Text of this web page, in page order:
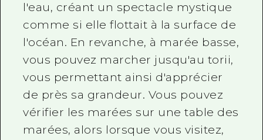
l'eau, créant un spectacle mystique
comme si elle flottait à la surface de
l'océan. En revanche, à marée basse,
vous pouvez marcher jusqu'au torii,
vous permettant ainsi d'apprécier
de près sa grandeur. Vous pouvez
vérifier les marées sur une table des
marées, alors lorsque vous visitez,